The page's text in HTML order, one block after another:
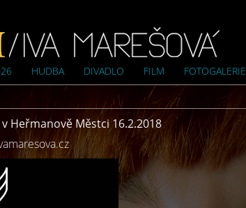
HUDBA DIVADLO FILM FOTOGALERIE
Heřmanově Městci 16.2.2018